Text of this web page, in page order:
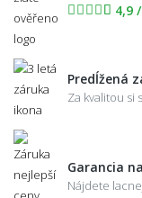
4,9
Predĺžená
Za kvalitou si
Garancia
Nájdete